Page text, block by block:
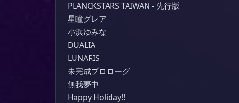
PLANCKSTARS TAIWAN - 先行版
星瞳グレア
小浜ゆみな
DUALIA
LUNARIS
未完成プロローグ
無我夢中
Happy Holiday!!